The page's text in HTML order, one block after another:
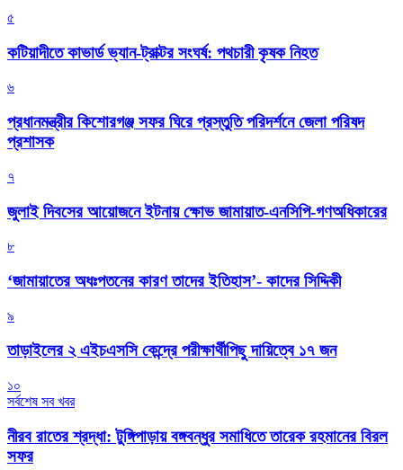
৫
কটিয়াদীতে কাভার্ড ভ্যান-ট্রাক্টর সংঘর্ষ: পথচারী কৃষক নিহত
৬
প্রধানমন্ত্রীর কিশোরগঞ্জ সফর ঘিরে প্রস্তুতি পরিদর্শনে জেলা পরিষদ
প্রশাসক
৭
জুলাই দিবসের আয়োজনে ইটনায় ক্ষোভ জামায়াত-এনসিপি-গণঅধিকারের
৮
‘জামায়াতের অধঃপতনের কারণ তাদের ইতিহাস’- কাদের সিদ্দিকী
৯
তাড়াইলের ২ এইচএসসি কেন্দ্রে পরীক্ষার্থীপিছু দায়িত্বে ১৭ জন
১০
সর্বশেষ সব খবর
নীরব রাতের শ্রদ্ধা: টুঙ্গিপাড়ায় বঙ্গবন্ধুর সমাধিতে তারেক রহমানের বিরল
সফর